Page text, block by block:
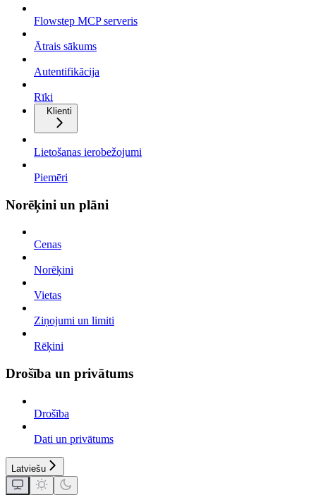
Flowstep MCP serveris
Ātrais sākums
Autentifikācija
Rīki
Klienti
Lietošanas ierobežojumi
Piemēri
Norēķini un plāni
Cenas
Norēķini
Vietas
Ziņojumi un limiti
Rēķini
Drošība un privātums
Drošība
Dati un privātums
Latviešu